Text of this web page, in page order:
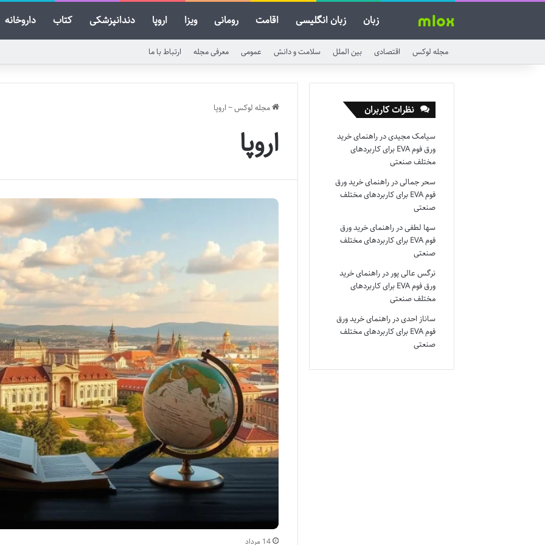
زبان زبان انگلیسی اقامت رومانی ویزا اروپا دندانپزشکی کتاب داروخانه
مجله لوکس اقتصادی بین الملل سلامت و دانش عمومی معرفی مجله ارتباط با ما
مجله لوکس~ اروپا
اروپا
14 مرداد
نظرات کاربران
سیامک مجیدیدرراهنمای خرید
ورق فوم EVA برای کاربردهای
مختلف صنعتی
سحر جمالیدرراهنمای خرید ورق
فوم EVA برای کاربردهای مختلف
صنعتی
سها لطفیدرراهنمای خرید ورق
فوم EVA برای کاربردهای مختلف
صنعتی
نرگس عالی پور درراهنمای خرید
ورق فوم EVA برای کاربردهای
مختلف صنعتی
ساناز احدیدرراهنمای خرید ورق
فوم EVA برای کاربردهای مختلف
صنعتی